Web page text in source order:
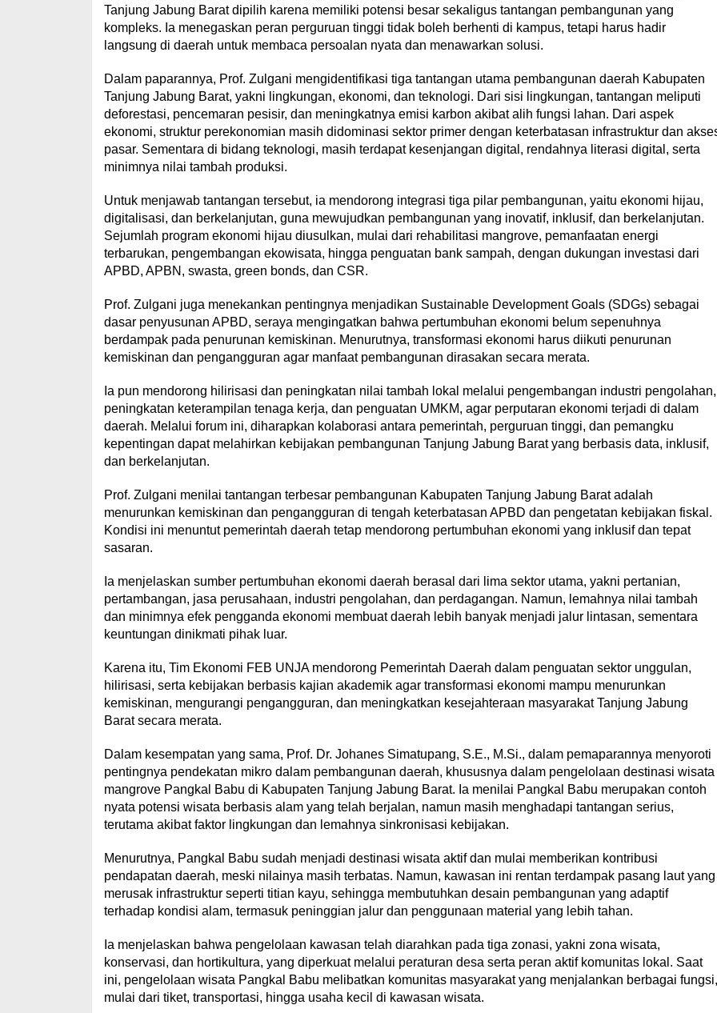
Tanjung Jabung Barat dipilih karena memiliki potensi besar sekaligus tantangan pembangunan yang
kompleks. Ia menegaskan peran perguruan tinggi tidak boleh berhenti di kampus, tetapi harus hadir
langsung di daerah untuk membaca persoalan nyata dan menawarkan solusi.
Dalam paparannya, Prof. Zulgani mengidentifikasi tiga tantangan utama pembangunan daerah Kabupaten
Tanjung Jabung Barat, yakni lingkungan, ekonomi, dan teknologi. Dari sisi lingkungan, tantangan meliputi
deforestasi, pencemaran pesisir, dan meningkatnya emisi karbon akibat alih fungsi lahan. Dari aspek
ekonomi, struktur perekonomian masih didominasi sektor primer dengan keterbatasan infrastruktur dan
pasar. Sementara di bidang teknologi, masih terdapat kesenjangan digital, rendahnya literasi digital, serta
minimnya nilai tambah produksi.
Untuk menjawab tantangan tersebut, ia mendorong integrasi tiga pilar pembangunan, yaitu ekonomi hijau,
digitalisasi, dan berkelanjutan, guna mewujudkan pembangunan yang inovatif, inklusif, dan berkelanjutan.
Sejumlah program ekonomi hijau diusulkan, mulai dari rehabilitasi mangrove, pemanfaatan energi
terbarukan, pengembangan ekowisata, hingga penguatan bank sampah, dengan dukungan investasi dari
APBD, APBN, swasta, green bonds, dan CSR.
Prof. Zulgani juga menekankan pentingnya menjadikan Sustainable Development Goals (SDGs) sebagai
dasar penyusunan APBD, seraya mengingatkan bahwa pertumbuhan ekonomi belum sepenuhnya
berdampak pada penurunan kemiskinan. Menurutnya, transformasi ekonomi harus diikuti penurunan
kemiskinan dan pengangguran agar manfaat pembangunan dirasakan secara merata.
Ia pun mendorong hilirisasi dan peningkatan nilai tambah lokal melalui pengembangan industri pengolahan,
peningkatan keterampilan tenaga kerja, dan penguatan UMKM, agar perputaran ekonomi terjadi di dalam
daerah. Melalui forum ini, diharapkan kolaborasi antara pemerintah, perguruan tinggi, dan pemangku
kepentingan dapat melahirkan kebijakan pembangunan Tanjung Jabung Barat yang berbasis data, inklusif,
dan berkelanjutan.
Prof. Zulgani menilai tantangan terbesar pembangunan Kabupaten Tanjung Jabung Barat adalah
menurunkan kemiskinan dan pengangguran di tengah keterbatasan APBD dan pengetatan kebijakan fiskal.
Kondisi ini menuntut pemerintah daerah tetap mendorong pertumbuhan ekonomi yang inklusif dan tepat
sasaran.
Ia menjelaskan sumber pertumbuhan ekonomi daerah berasal dari lima sektor utama, yakni pertanian,
pertambangan, jasa perusahaan, industri pengolahan, dan perdagangan. Namun, lemahnya nilai tambah
dan minimnya efek pengganda ekonomi membuat daerah lebih banyak menjadi jalur lintasan, sementara
keuntungan dinikmati pihak luar.
Karena itu, Tim Ekonomi FEB UNJA mendorong Pemerintah Daerah dalam penguatan sektor unggulan,
hilirisasi, serta kebijakan berbasis kajian akademik agar transformasi ekonomi mampu menurunkan
kemiskinan, mengurangi pengangguran, dan meningkatkan kesejahteraan masyarakat Tanjung Jabung
Barat secara merata.
Dalam kesempatan yang sama, Prof. Dr. Johanes Simatupang, S.E., M.Si., dalam pemaparannya menyoroti
pentingnya pendekatan mikro dalam pembangunan daerah, khususnya dalam pengelolaan destinasi wisata
mangrove Pangkal Babu di Kabupaten Tanjung Jabung Barat. Ia menilai Pangkal Babu merupakan contoh
nyata potensi wisata berbasis alam yang telah berjalan, namun masih menghadapi tantangan serius,
terutama akibat faktor lingkungan dan lemahnya sinkronisasi kebijakan.
Menurutnya, Pangkal Babu sudah menjadi destinasi wisata aktif dan mulai memberikan kontribusi
pendapatan daerah, meski nilainya masih terbatas. Namun, kawasan ini rentan terdampak pasang laut yang
merusak infrastruktur seperti titian kayu, sehingga membutuhkan desain pembangunan yang adaptif
terhadap kondisi alam, termasuk peninggian jalur dan penggunaan material yang lebih tahan.
Ia menjelaskan bahwa pengelolaan kawasan telah diarahkan pada tiga zonasi, yakni zona wisata,
konservasi, dan hortikultura, yang diperkuat melalui peraturan desa serta peran aktif komunitas lokal. Saat
ini, pengelolaan wisata Pangkal Babu melibatkan komunitas masyarakat yang menjalankan berbagai fungsi,
mulai dari tiket, transportasi, hingga usaha kecil di kawasan wisata.